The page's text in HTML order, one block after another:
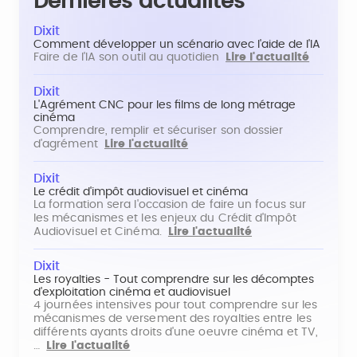
Dixit
Comment développer un scénario avec l'aide de l'IA
Faire de l'IA son outil au quotidien
Lire l'actualité
Dixit
L'Agrément CNC pour les films de long métrage
cinéma
Comprendre, remplir et sécuriser son dossier
d'agrément
Lire l'actualité
Dixit
Le crédit d'impôt audiovisuel et cinéma
La formation sera l'occasion de faire un focus sur
les mécanismes et les enjeux du Crédit d'Impôt
Audiovisuel et Cinéma.
Lire l'actualité
Dixit
Les royalties - Tout comprendre sur les décomptes
d'exploitation cinéma et audiovisuel
4 journées intensives pour tout comprendre sur les
mécanismes de versement des royalties entre les
différents ayants droits d'une oeuvre cinéma et TV,
…
Lire l'actualité